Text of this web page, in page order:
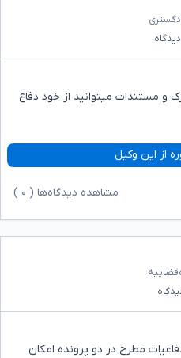
دیدگاه
و مستندات میتوانید از خود دفاع
از این وکیل
مشاهده دیدگاه‌ها ( ۰
مطرح در دو پرونده امکان